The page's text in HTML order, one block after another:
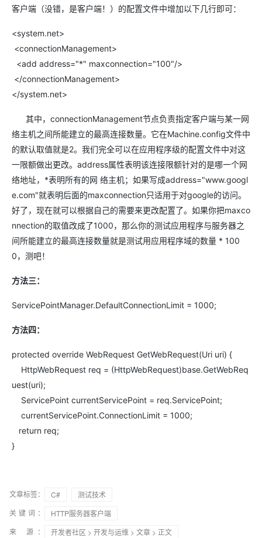
客户端（没错，是客户端！）的配置文件中增加以下几行即可：
<system.net>
<connectionManagement>
<add address="*" maxconnection="100"/>
</connectionManagement>
</system.net>
其中，connectionManagement节点负责指定客户端与某一网
络主机之间所能建立的最高连接数量。它在Machine.config文件中
的默认取值就是2。我们完全可以在应用程序级的配置文件中对这
一限额做出更改。address属性表明该连接限额针对的是哪一个网
络地址，*表明所有的网 络主机；如果写成address="www.googl
e.com"就表明后面的maxconnection只适用于对google的访问。
好了，现在就可以根据自己的需要来更改配置了。如果你把maxco
nnection的取值改成了1000，那么你的测试应用程序与服务器之
间所能建立的最高连接数量就是测试用应用程序域的数量 * 100
0，测吧！
方法三：
ServicePointManager.DefaultConnectionLimit = 1000;
方法四：
protected override WebRequest GetWebRequest(Uri uri) {
HttpWebRequest req = (HttpWebRequest)base.GetWebReq
uest(uri);
ServicePoint currentServicePoint = req.ServicePoint;
currentServicePoint.ConnectionLimit = 1000;
return req;
}
文章标签： C#
测试技术
关键词：
HTTP服务器客户端
来 源：
开发者社区 > 开发与运维 > 文章 > 正文